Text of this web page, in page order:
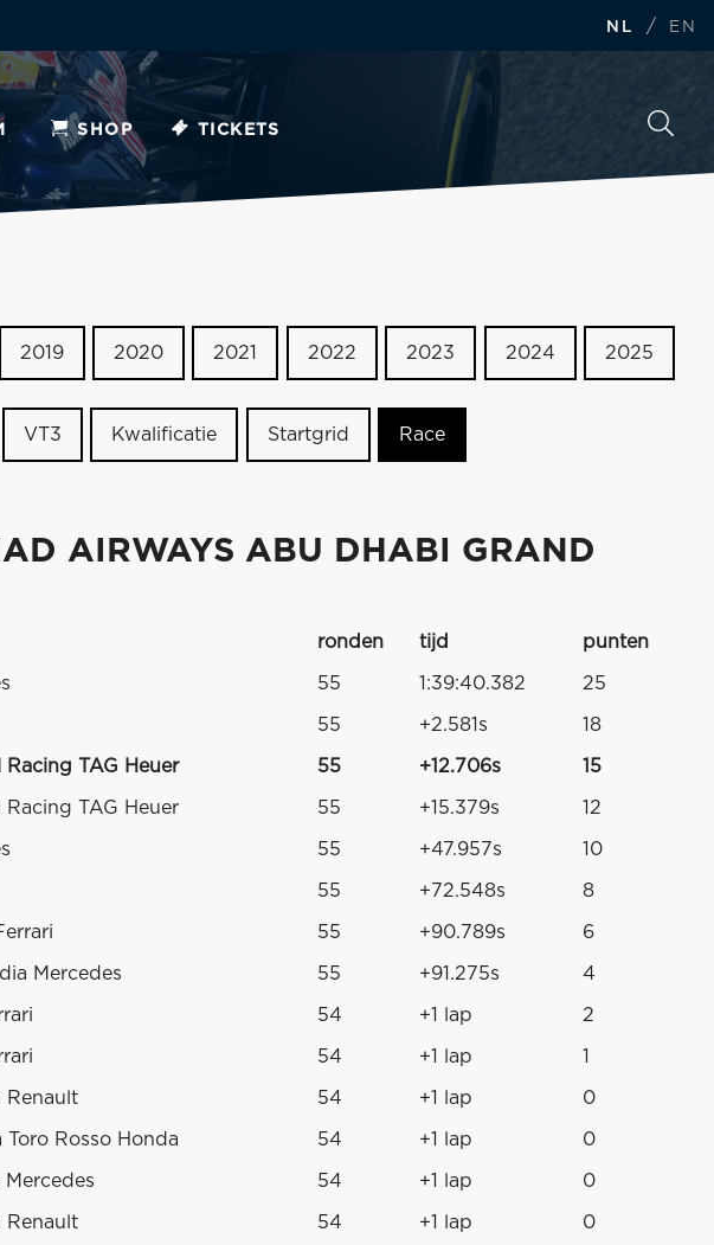
NL / EN
SHOP TICKETS
2019 2020 2021 2022 2023 2024 2025
VT3 Kwalificatie Startgrid Race
AIRWAYS ABU DHABI GRAND
ronden tijd punten
55 1:39:40.382 25
55 +2.581s 18
Racing TAG Heuer 55 +12.706s 15
Racing TAG Heuer 55 +15.379s 12
55 +47.957s 10
55 +72.548s 8
55 +90.789s 6
Mercedes 55 +91.275s 4
54 +1 lap 2
54 +1 lap 1
Renault 54 +1 lap 0
Toro Rosso Honda 54 +1 lap 0
54 +1 lap 0
Renault 54 +1 lap 0